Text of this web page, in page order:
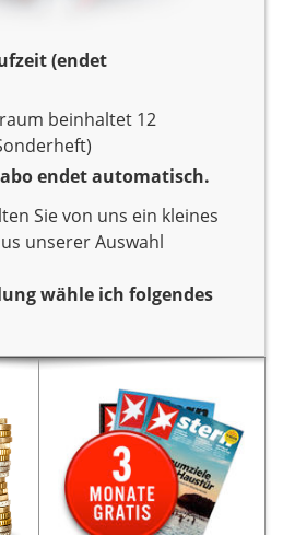
(endet
beinhaltet 12
endet automatisch.
Sie von uns ein kleines
unserer Auswahl
wähle ich folgendes
Sie verschenken ein Jahr
Lesespaß mit dem Titel
art.
Als Dankeschön
erhalten Sie von uns
3
Monate gratis die
Zeitschrift „Stern”.
Die
Lieferung endet nach 3